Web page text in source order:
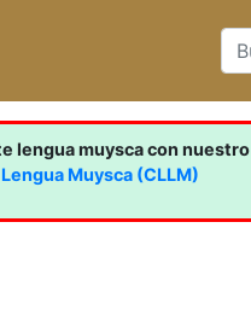
lengua muysca con nuestro
Muysca (CLLM)